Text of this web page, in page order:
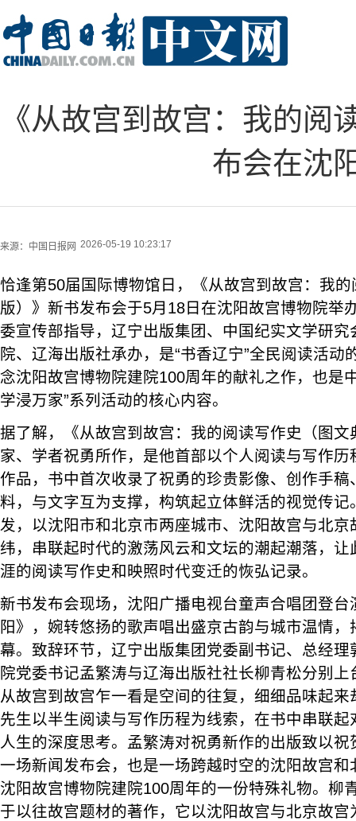
《从故宫到故宫：我的
布会在沈
来源： 中国日报网 2026-05-19 10:23:17
恰逢第50届国际博物馆日，《从故宫到故宫：我
版）》新书发布会于5月18日在沈阳故宫博物院举
委宣传部指导，辽宁出版集团、中国纪实文学研
院、辽海出版社承办，是“书香辽宁”全民阅读活动
念沈阳故宫博物院建院100周年的献礼之作，也是
学浸万家”系列活动的核心内容。
据了解，《从故宫到故宫：我的阅读写作史（图文
家、学者祝勇所作，是他首部以个人阅读与写作
作品，书中首次收录了祝勇的珍贵影像、创作手稿
料，与文字互为支撑，构筑起立体鲜活的视觉传记
发，以沈阳市和北京市两座城市、沈阳故宫与北
纬，串联起时代的激荡风云和文坛的潮起潮落，
涯的阅读写作史和映照时代变迁的恢弘记录。
新书发布会现场，沈阳广播电视台童声合唱团登台
阳》，婉转悠扬的歌声唱出盛京古韵与城市温情
幕。致辞环节，辽宁出版集团党委副书记、总经
院党委书记孟繁涛与辽海出版社社长柳青松分别
从故宫到故宫乍一看是空间的往复，细细品味起
先生以半生阅读与写作历程为线索，在书中串联
人生的深度思考。孟繁涛对祝勇新作的出版致以
一场新闻发布会，也是一场跨越时空的沈阳故宫
沈阳故宫博物院建院100周年的一份特殊礼物。柳
于以往故宫题材的著作，它以沈阳故宫与北京故